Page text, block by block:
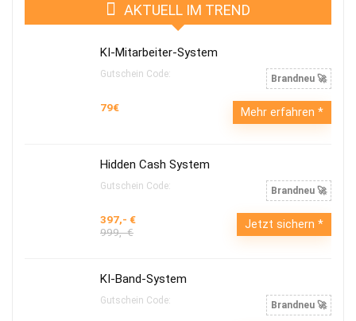
AKTUELL IM TREND
KI-Mitarbeiter-System
Gutschein Code: Brandneu 🚀
79€ Mehr erfahren
Hidden Cash System
Gutschein Code: Brandneu 🚀
397,- €
999,- €
Jetzt sichern
KI-Band-System
Gutschein Code: Brandneu 🚀